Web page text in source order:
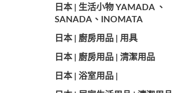
日本 | 生活小物 YAMADA 、
SANADA、INOMATA
日本 | 廚房用品 | 用具
日本 | 廚房用品 | 清潔用品
日本 | 浴室用品 |